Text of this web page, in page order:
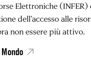
Elettroniche
dell’accesso alle
non essere più attivo.